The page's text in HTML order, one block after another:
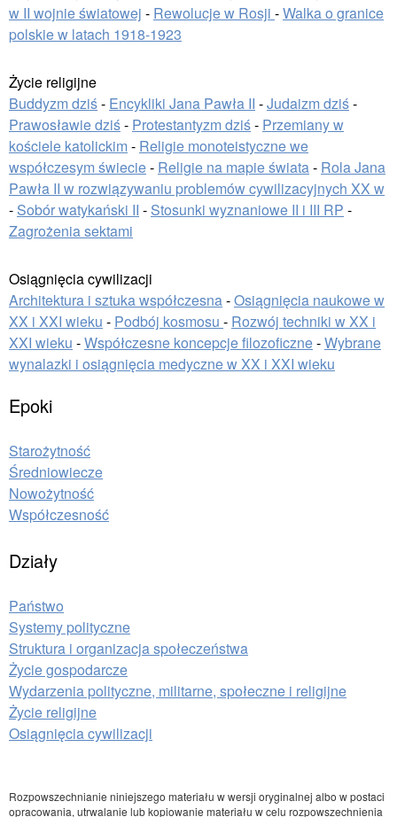
w II wojnie światowej - Rewolucje w Rosji -Walka o granice
polskie w latach 1918-1923
Życie religijne
Buddyzm dziś- Encykliki Jana Pawła II -Judaizm dziś-
Prawosławie dziś- Protestantyzm dziś- Przemiany w
kościele katolickim- Religie monoteistyczne we
współczesym świecie- Religie na mapie świata- Rola Jana
Pawła II w rozwiązywaniu problemów cywilizacyjnych XX w
- Sobór watykański II - Stosunki wyznaniowe II i III RP -
Zagrożenia sektami
Osiągnięcia cywilizacji
Architektura i sztuka współczesna-Osiągnięcia naukowe w
XX i XXI wieku - Podbój kosmosu - Rozwój techniki w XX i
XXI wieku -Współczesne koncepcje filozoficzne-Wybrane
wynalazki i osiągnięcia medyczne w XX i XXI wieku
Epoki
Starożytność
Średniowiecze
Nowożytność
Współczesność
Działy
Państwo
Systemy polityczne
Struktura i organizacja społeczeństwa
Życie gospodarcze
Wydarzenia polityczne, militarne, społeczne i religijne
Życie religijne
Osiągnięcia cywilizacji
Rozpowszechnianie niniejszego materiału w wersji oryginalnej albo w postaci
opracowania, utrwalanie lub kopiowanie materiału w celu rozpowszechnienia